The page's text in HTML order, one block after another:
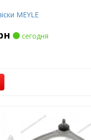
MEYLE
сегодня